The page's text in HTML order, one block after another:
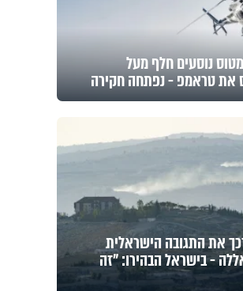
נוסעים חלף מעל
את טראמפ - נפתחה חקירה
את התגובה הישראלית
- בישראל הבהירו: "זה